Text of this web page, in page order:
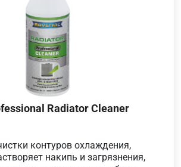
Radiator Cleaner
контуров охлаждения,
накипь и загрязнения,